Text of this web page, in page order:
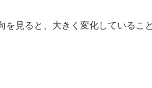
見ると、大きく変化しているこ